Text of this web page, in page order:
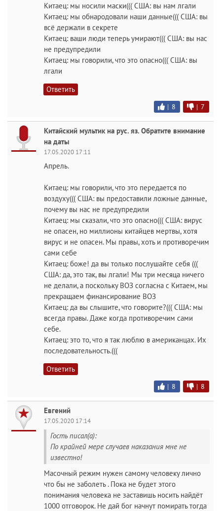
Китаец: мы носили маски((( США: вы нам лгали
Китаец: мы обнародовали наши данные((( США: вы
всё держали в секрете
Китаец: ваши люди теперь умирают((( США: вы нас
не предупредили
Китаец: мы говорили, что это опасно((( США: вы
лгали
Ответить
| 8 | 7
Китайский мультик на рус. яз. Обратите внимание
на даты
17.05.2020 17:11
Апрель.
Китаец: мы говорили, что это передается по
воздуху((( США: вы предоставили ложные данные,
почему вы нас не предупредили
Китаец: мы сказали, что это опасно((( США: вирус
не опасен, но миллионы китайцев мертвы, хотя
вирус и не опасен. Мы правы, хоть и противоречим
сами себе
Китаец: боже! да вы только послушайте себя (((
США: да, это так, вы лгали! Мы три месяца ничего
не делали, а поскольку ВОЗ согласна с Китаем, мы
прекращаем финансирование ВОЗ
Китаец: да вы слышите, что говорите?((( США: мы
всегда правы. Даже когда противоречим сами
себе.
Китаец: это то, что я так люблю в американцах. Их
последовательность.(((
Ответить
| 8 | 8
Евгений
17.05.2020 17:14
Гость писал(а):
По крайней мере случаев наказания мне не
известно!
Масочный режим нужен самому человеку лично
что бы не заболеть . Пока не будет этого
понимания человека не заставишь носить найдёт
1000 отговорок. Не дай бог начнут помирать тогда